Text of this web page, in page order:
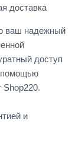
доставка
ваш надежный
доступ
помощью
Shop220.
и